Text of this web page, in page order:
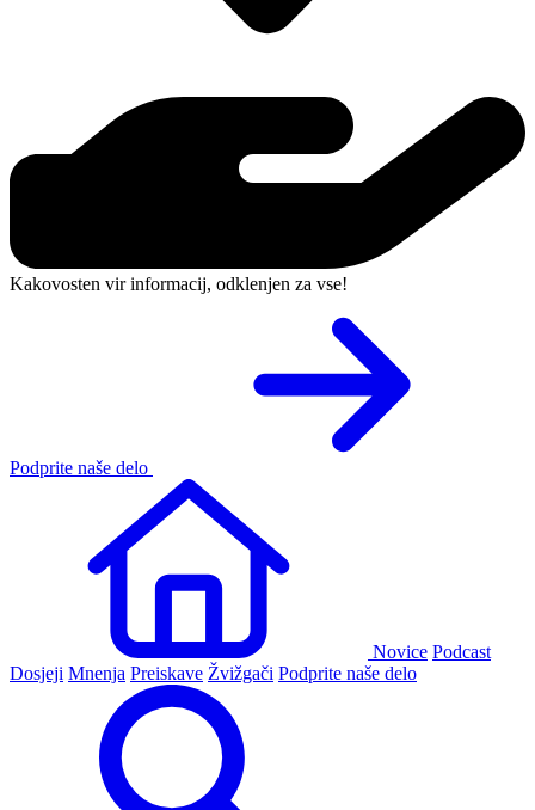
Kakovosten vir informacij, odklenjen za vse!
Podprite naše delo
Novice Podcast
Dosjeji Mnenja Preiskave Žvižgači Podprite naše delo